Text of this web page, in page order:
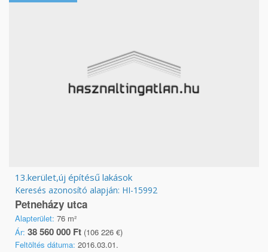
13.kerület,új építésű lakások
Keresés azonosító alapján: HI-15992
Petneházy utca
Alapterület: 76 m²
Ár: 38 560 000 Ft (106 226 €)
Feltöltés dátuma: 2016.03.01.